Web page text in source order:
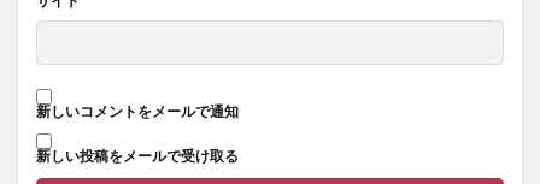
新しいコメントをメールで通知
新しい投稿をメールで受け取る